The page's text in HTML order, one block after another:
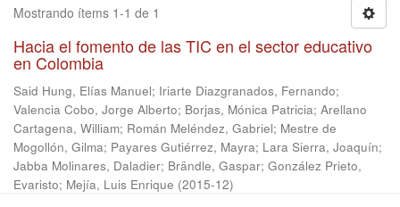
Mostrando ítems 1-1 de 1
Hacia el fomento de las TIC en el sector educativo
en Colombia
Said Hung, Elías Manuel; Iriarte Diazgranados, Fernando;
Valencia Cobo, Jorge Alberto; Borjas, Mónica Patricia; Arellano
Cartagena, William; Román Meléndez, Gabriel; Mestre de
Mogollón, Gilma; Payares Gutiérrez, Mayra; Lara Sierra, Joaquín;
Jabba Molinares, Daladier; Brändle, Gaspar; González Prieto,
Evaristo; Mejía, Luis Enrique (2015-12)